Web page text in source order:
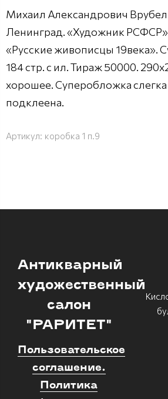
Михаил Александрович
Ленинград. «Художник РСФСР»
«Русские живописцы 19века».
184 стр. с ил. Тираж 50000.
хорошее. Суперобложка
подклеена.
Артикул: коробка 1 п.9
Антикварный
художественный
салон
"РАРИТЕТ"
Пользовательское
соглашение.
Политика